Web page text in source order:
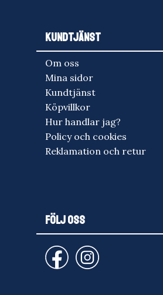
KUNDTJÄNST
Om oss
Mina sidor
Kundtjänst
Köpvillkor
Hur handlar jag?
Policy och cookies
Reklamation och retur
FÖLJ OSS